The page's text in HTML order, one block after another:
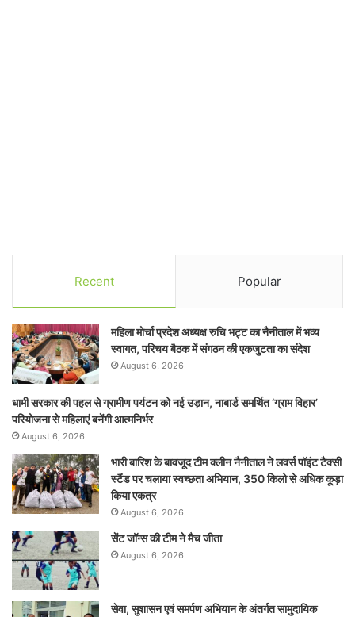
Recent Popular
महिला मोर्चा प्रदेश अध्यक्ष रुचि भट्ट का नैनीताल में भव्य
स्वागत, परिचय बैठक में संगठन की एकजुटता का संदेश
August 6, 2026
धामी सरकार की पहल से ग्रामीण पर्यटन को नई उड़ान, नाबार्ड समर्थित ‘ग्राम विहार’
परियोजना से महिलाएं बनेंगी आत्मनिर्भर
August 6, 2026
भारी बारिश के बावजूद टीम क्लीन नैनीताल ने लवर्स पॉइंट टैक्सी
स्टैंड पर चलाया स्वच्छता अभियान, 350 किलो से अधिक कूड़ा
किया एकत्र
August 6, 2026
सेंट जॉन्स की टीम ने मैच जीता
August 6, 2026
सेवा, सुशासन एवं समर्पण अभियान के अंतर्गत सामुदायिक